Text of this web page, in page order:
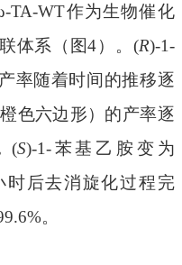
TA-WT作为生物催化
体系（图4）。(R)-1-
率随着时间的推移逐
色六边形）的产率逐
(S)-1-苯基乙胺变为
时后去消旋化过程完
。